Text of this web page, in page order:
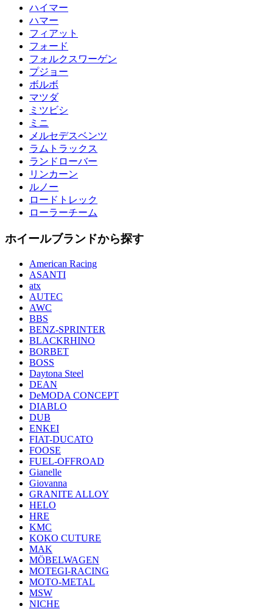
ハイマー
ハマー
フィアット
フォード
フォルクスワーゲン
プジョー
ボルボ
マツダ
ミツビシ
ミニ
メルセデスベンツ
ラムトラックス
ランドローバー
リンカーン
ルノー
ロードトレック
ローラーチーム
ホイールブランドから探す
American Racing
ASANTI
atx
AUTEC
AWC
BBS
BENZ-SPRINTER
BLACKRHINO
BORBET
BOSS
Daytona Steel
DEAN
DeMODA CONCEPT
DIABLO
DUB
ENKEI
FIAT-DUCATO
FOOSE
FUEL-OFFROAD
Gianelle
Giovanna
GRANITE ALLOY
HELO
HRE
KMC
KOKO CUTURE
MAK
MÖBELWAGEN
MOTEGI-RACING
MOTO-METAL
MSW
NICHE